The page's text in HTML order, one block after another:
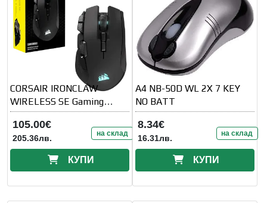
CORSAIR IRONCLAW
WIRELESS SE Gaming
Mouse
105.00€
205.36лв. на склад
КУПИ
A4 NB-50D WL 2X 7 KEY
NO BATT
8.34€
16.31лв. на склад
КУПИ